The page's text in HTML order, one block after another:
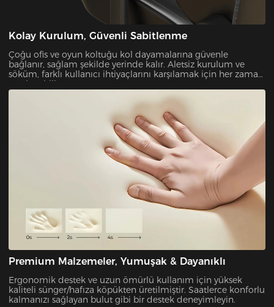
Kolay Kurulum, Güvenli Sabitlenme
Çoğu ofis ve oyun koltuğu kol dayamalarına güvenle
bağlanır, sağlam şekilde yerinde kalır. Aletsiz kurulum ve
söküm, farklı kullanıcı ihtiyaçlarını karşılamak için her zaman
ayarlanabilir.
Premium Malzemeler, Yumuşak & Dayanıklı
Ergonomik destek ve uzun ömürlü kullanım için yüksek
kaliteli sünger/hafıza köpükten üretilmiştir. Saatlerce konforlu
kalmanızı sağlayan bulut gibi bir destek deneyimleyin.